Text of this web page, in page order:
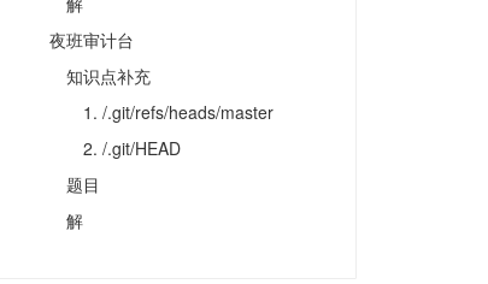
夜班审计台
知识点补充
1. /.git/refs/heads/master
2. /.git/HEAD
题目
解